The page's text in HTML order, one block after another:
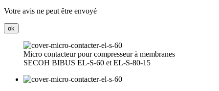
Votre avis ne peut être envoyé
ok
Micro contacteur pour compresseur à membranes
SECOH BIBUS EL-S-60 et EL-S-80-15